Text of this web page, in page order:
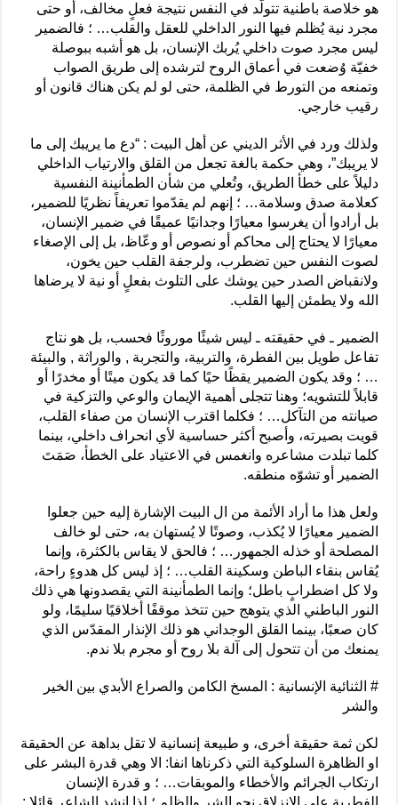
هو خلاصة باطنية تتولّد في النفس نتيجة فعلٍ مخالف، أو حتى
مجرد نية يُظلم فيها النور الداخلي للعقل والقلب… ؛ فالضمير
ليس مجرد صوت داخلي يُربك الإنسان، بل هو أشبه ببوصلة
خفيّة وُضعت في أعماق الروح لترشده إلى طريق الصواب
وتمنعه من التورط في الظلمة، حتى لو لم يكن هناك قانون أو
رقيب خارجي.
ولذلك ورد في الأثر الديني عن أهل البيت : “دع ما يريبك إلى ما
لا يريبك”، وهي حكمة بالغة تجعل من القلق والارتياب الداخلي
دليلاً على خطأ الطريق، وتُعلي من شأن الطمأنينة النفسية
كعلامة صدق وسلامة… ؛ إنهم لم يقدّموا تعريفاً نظريًا للضمير،
بل أرادوا أن يغرسوا معيارًا وجدانيًا عميقًا في ضمير الإنسان،
معيارًا لا يحتاج إلى محاكم أو نصوص أو وعّاظ، بل إلى الإصغاء
لصوت النفس حين تضطرب، ولرجفة القلب حين يخون،
ولانقباض الصدر حين يوشك على التلوث بفعلٍ أو نية لا يرضاها
الله ولا يطمئن إليها القلب.
الضمير ـ في حقيقته ـ ليس شيئًا موروثًا فحسب، بل هو نتاج
تفاعل طويل بين الفطرة، والتربية، والتجربة , والوراثة , والبيئة
… ؛ وقد يكون الضمير يقظًا حيًا كما قد يكون ميتًا أو مخدرًا أو
قابلاً للتشويه؛ وهنا تتجلى أهمية الإيمان والوعي والتزكية في
صيانته من التآكل… ؛ فكلما اقترب الإنسان من صفاء القلب،
قويت بصيرته، وأصبح أكثر حساسية لأي انحراف داخلي، بينما
كلما تبلدت مشاعره وانغمس في الاعتياد على الخطأ، صَمَتَ
الضمير أو تشوّه منطقه.
ولعل هذا ما أراد الأئمة من ال البيت الإشارة إليه حين جعلوا
الضمير معيارًا لا يُكذب، وصوتًا لا يُستهان به، حتى لو خالف
المصلحة أو خذله الجمهور… ؛ فالحق لا يقاس بالكثرة، وإنما
يُقاس بنقاء الباطن وسكينة القلب… ؛ إذ ليس كل هدوءٍ راحة،
ولا كل اضطرابٍ باطل؛ وإنما الطمأنينة التي يقصدونها هي ذلك
النور الباطني الذي يتوهج حين تتخذ موقفًا أخلاقيًا سليمًا، ولو
كان صعبًا، بينما القلق الوجداني هو ذلك الإنذار المقدّس الذي
يمنعك من أن تتحول إلى آلة بلا روح أو مجرم بلا ندم.
# الثنائية الإنسانية : المسخ الكامن والصراع الأبدي بين الخير
والشر
لكن ثمة حقيقة أخرى، و طبيعة إنسانية لا تقل بداهة عن الحقيقة
او الظاهرة السلوكية التي ذكرناها انفا: الا وهي قدرة البشر على
ارتكاب الجرائم والأخطاء والموبقات… ؛ و قدرة الإنسان